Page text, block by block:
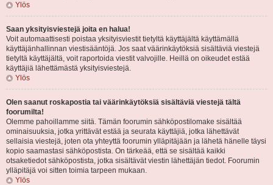
Ylös
Saan yksityisviestejä joita en halua!
Voit automaattisesti poistaa yksityisviestit tietyltä käyttäjältä käyttämällä
käyttäjänhallinnan viestisääntöjä. Jos saat väärinkäytöksiä sisältäviä viestejä
tietyltä käyttäjältä, voit raportoida viestit valvojille. Heillä on oikeudet estää
käyttäjiä lähettämästä yksityisviestejä.
Ylös
Olen saanut roskapostia tai väärinkäytöksiä sisältäviä viestejä tältä
foorumilta!
Olemme pahoillamme siitä. Tämän foorumin sähköpostilomake sisältää
ominaisuuksia, jotka yrittävät estää ja seurata käyttäjiä, jotka lähettävät
sellaisia viestejä, joten ota yhteyttä foorumin ylläpitäjään ja lähetä hänelle täysi
kopio saamastasi sähköpostista. On tärkeää, että se sisältää kaikki
otsaketiedot sähköpostista, jotka sisältävät viestin lähettäjän tiedot. Foorumin
ylläpitäjä voi sitten toimia tarpeen mukaan.
Ylös